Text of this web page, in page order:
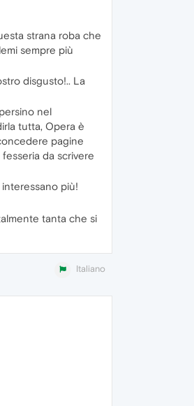
strana roba che
sempre più
disgusto!.. La
nel
tutta, Opera è
pagine
da scrivere
più!
tanta che si
Italiano